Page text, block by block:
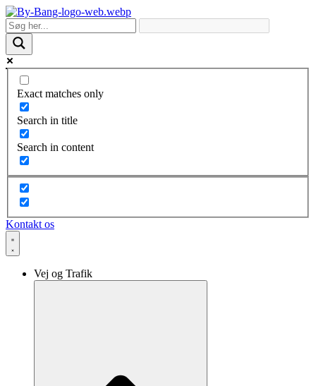
Skip
to
content
Exact matches only
Search in title
Search in content
Kontakt os
Vej og Trafik